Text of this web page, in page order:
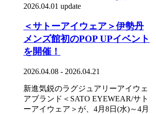
2026.04.01 update
＜サトーアイウェア＞伊勢丹
メンズ館初のPOP UPイベント
を開催！
2026.04.08 - 2026.04.21
新進気鋭のラグジュアリーアイウェ
アブランド＜SATO EYEWEAR/サト
ーアイウェア＞が、4月8日(水)～4月